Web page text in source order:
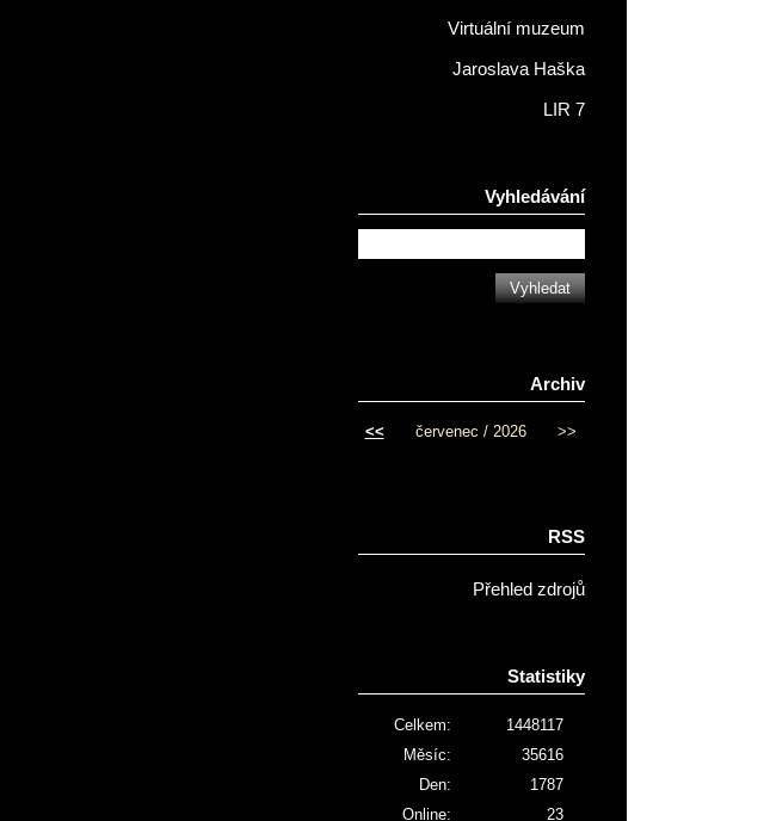
Virtuální muzeum
Jaroslava Haška
LIR 7
Vyhledávání
Archiv
<< červenec / 2026 >>
RSS
Přehled zdrojů
Statistiky
Online: 23
Celkem:
1448117
Měsíc:
35616
Den:
1787